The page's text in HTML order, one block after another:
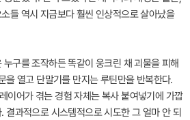
들 역시 지금보다 훨씬 인상적으로 살아났을
구를 조작하든 똑같이 웅크린 채 괴물을 피해
을 열고 단말기를 만지는 루틴만을 반복한다.
이어가 겪는 경험 자체는 복사 붙여넣기에 가깝
결과적으로 시스템적으로 시도한 그 얼마 안 되